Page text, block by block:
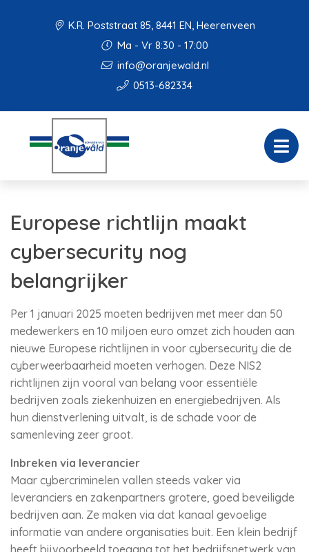
K.R. Poststraat 85, 8441 EN, Heerenveen
Ma - Vr 8:30 - 17:00
info@oranjewald.nl
0513-682334
Europese richtlijn maakt
cybersecurity nog
belangrijker
Per 1 januari 2025 moeten bedrijven met meer dan 50
medewerkers en 10 miljoen euro omzet zich houden aan
nieuwe Europese richtlijnen in voor cybersecurity die de
cyberweerbaarheid moeten verhogen. Deze NIS2
richtlijnen zijn vooral van belang voor essentiële
bedrijven zoals ziekenhuizen en energiebedrijven. Als
hun dienstverlening uitvalt, is de schade voor de
samenleving zeer groot.
Inbreken via leverancier
Maar cybercriminelen vallen steeds vaker via
leveranciers en zakenpartners grotere, goed beveiligde
bedrijven aan. Ze maken via dat kanaal gevoelige
informatie van andere organisaties buit. Een klein bedrijf
heeft bijvoorbeeld toegang tot het bedrijfsnetwerk van